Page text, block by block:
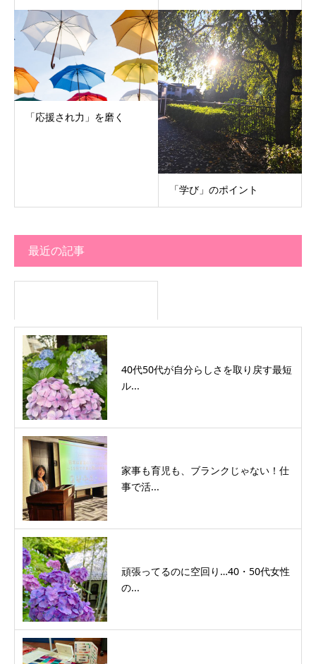
「応援され力」を磨く
「学び」のポイント
最近の記事
40代50代が自分らしさを取り戻す最短
ル...
家事も育児も、ブランクじゃない！仕
事で活...
頑張ってるのに空回り…40・50代女性
の...